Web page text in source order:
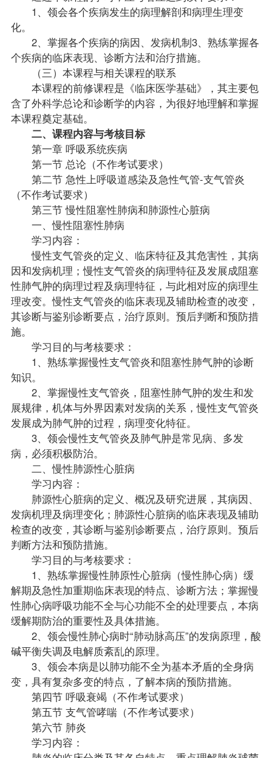
1、领会各个疾病发生的病理解剖和病理生理变
化。
2、掌握各个疾病的病因、发病机制3、熟练掌握各
个疾病的临床表现、诊断方法和治疗措施。
（三）本课程与相关课程的联系
本课程的前修课程是《临床医学基础》，其主要包
含了外科学总论和诊断学的内容，为很好地理解和掌握
本课程奠定基础。
二、课程内容与考核目标
第一章 呼吸系统疾病
第一节 总论（不作考试要求）
第二节 急性上呼吸道感染及急性气管-支气管炎
（不作考试要求）
第三节 慢性阻塞性肺病和肺源性心脏病
一、慢性阻塞性肺病
学习内容：
慢性支气管炎的定义、临床特征及其危害性，其病
因和发病机理；慢性支气管炎的病理特征及发展成阻塞
性肺气肿的病理过程及病理特征，与此相对应的病理生
理改变。慢性支气管炎的临床表现及辅助检查的改变，
其诊断与鉴别诊断要点，治疗原则。预后判断和预防措
施。
学习目的与考核要求：
1、熟练掌握慢性支气管炎和阻塞性肺气肿的诊断
知识。
2、掌握慢性支气管炎，阻塞性肺气肿的发生和发
展规律，机体与外界因素对发病的关系，慢性支气管炎
发展成为肺气肿的过程，病理变化特征。
3、领会慢性支气管炎及肺气肿是常见病、多发
病，必须积极防治。
二、慢性肺源性心脏病
学习内容：
肺源性心脏病的定义、概况及研究进展，其病因、
发病机理及病理变化；肺源性心脏病的临床表现及辅助
检查的改变，其诊断与鉴别诊断要点，治疗原则。预后
判断方法和预防措施。
学习目的与考核要求：
1、熟练掌握慢性肺原性心脏病（慢性肺心病）缓
解期及急性加重期临床表现的特点、诊断方法；掌握慢
性肺心病呼吸功能不全与心功能不全的处理要点，本病
缓解期防治的重要性及具体措施。
2、领会慢性肺心病时“肺动脉高压”的发病原理，酸
碱平衡失调及电解质紊乱的原理。
3、领会本病是以肺功能不全为基本矛盾的全身病
变，具有复杂多变的特点，了解本病的预防措施。
第四节 呼吸衰竭（不作考试要求）
第五节 支气管哮喘（不作考试要求）
第六节 肺炎
学习内容：